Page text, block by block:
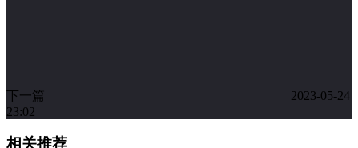
下一篇
2023-05-24
23:02
相关推荐